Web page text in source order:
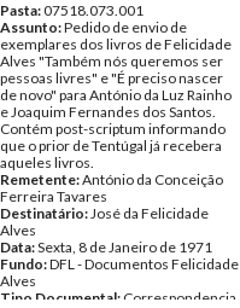
Pasta:07518.073.001
Assunto:Pedido de envio de
exemplares dos livros de Felicidade
Alves "Também nós queremos ser
pessoas livres" e "É preciso nascer
de novo" para António da Luz Rainho
e Joaquim Fernandes dos Santos.
Contém post-scriptum informando
que o prior de Tentúgal já recebera
aqueles livros.
Remetente:António da Conceição
Ferreira Tavares
Destinatário:José da Felicidade
Alves
Data:Sexta, 8 de Janeiro de 1971
Fundo:DFL - Documentos Felicidade
Alves
Tipo Documental: Correspondencia